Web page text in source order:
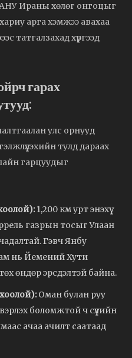
Ираны хөлөг онгоцыг
арга хэмжээ авахаа
татгалзахад хүргээд
гарах
улс орнууд
тулд дараах
гарцуудыг
1,200 км урт энэхүү
газрын тосыг Улаан
чадалтай. Гэвч Янбу
нь Йемений Хути
өндөр эрсдэлтэй байна.
Оман булан руу
боломжтой ч сүүлийн
ачаа ачилт саатаад